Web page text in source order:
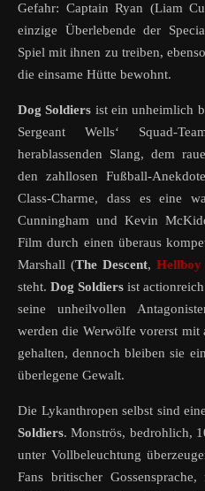
Gefahr: Captain Ryan (Liam
einzige Überlebende der
Spiel mit ihnen zu treiben,
die einsame Hütte bewohnt.
Dog Soldiers ist ein unheimlich
Sergeant Wells‘ Squad-
herablassenden Slang, dem
den zahllosen Fußball-
Class-Charme, dass es eine
Cunningham und Kevin
Film durch einen überaus
Marshall (The Descent,
steht. Dog Soldiers ist
seine unheilvollen
werden die Werwölfe vorerst mit
gehalten, dennoch bleiben sie
überlegene Gewalt.
Die Lykanthropen selbst sind
Soldiers. Monströs, bedrohlich,
unter Vollbeleuchtung
Fans britischer